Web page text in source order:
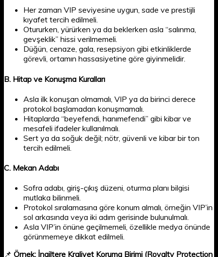
Her zaman VIP seviyesine uygun, sade ve prestijli
kıyafet tercih edilmeli.
Otururken, yürürken ya da beklerken asla “salınma,
gevşeklik” hissi verilmemeli.
Düğün, cenaze, gala, resepsiyon gibi etkinliklerde
görevli, ortamın hassasiyetine göre giyinmelidir.
B. Hitap ve Konuşma Kuralları
Asla ilk konuşan olmamalı, VIP ya da birinci derece
protokol başlamadan konuşmamalı.
Hitaplarda “beyefendi, hanımefendi” gibi kibar ve
mesafeli ifadeler kullanılmalı.
Sert ya da soğuk değil; nötr, güvenli ve kibar bir ton
tercih edilmeli.
C. Mekan Adabı
Sofra adabı, giriş-çıkış düzeni, oturma planı bilgisi
mutlaka bilinmeli.
Protokol sıralamasına göre konum almalı, örneğin VIP’in
sol arkasında veya iki adım gerisinde bulunulmalı.
Asla VIP’in önüne geçilmemeli, özellikle medya önünde
görünmemeye dikkat edilmeli.
📌 Örnek: İngiltere Kraliyet Koruma Birimi (Royalty Protection